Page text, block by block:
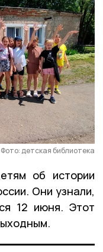
Фото: детская библиотека
об истории
Они узнали,
12 июня. Этот